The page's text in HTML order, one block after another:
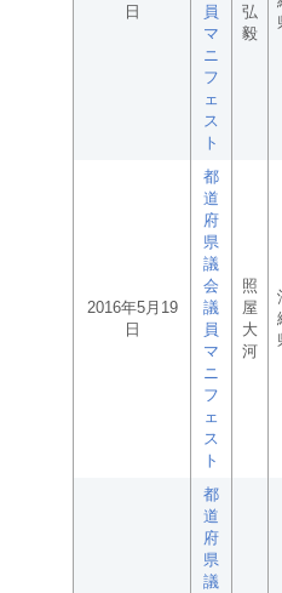
日
員
マ
ニ
フ
ェ
ス
ト
弘
毅
2016年5月19
日
都
道
府
県
議
会
議
員
マ
ニ
フ
ェ
ス
ト
照
屋
大
河
都
道
府
県
議